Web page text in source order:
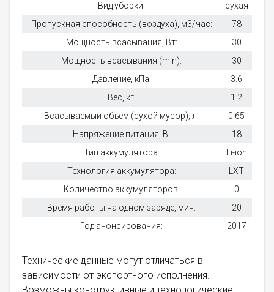
Вид уборки:
сухая
Пропускная способность (воздуха), м3/час:
78
Мощность всасывания, Вт:
30
Мощность всасывания (min):
30
Давление, кПа:
3.6
Вес, кг:
1.2
Всасываемый объем (сухой мусор), л:
0.65
Напряжение питания, В:
18
Тип аккумулятора:
Li-ion
Технология аккумулятора:
LXT
Количество аккумуляторов:
0
Время работы на одном заряде, мин:
20
Год анонсирования:
2017
Технические данные могут отличаться в
зависимости от экспортного исполнения.